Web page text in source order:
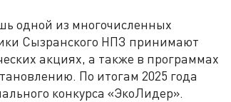
одной из многочисленных
Сызранского НПЗ принимают
акциях, а также в программах
По итогам 2025 года
конкурса «ЭкоЛидер».